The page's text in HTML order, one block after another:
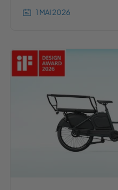
1 MAI 2026